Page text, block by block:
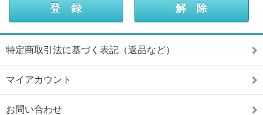
特定商取引法に基づく表記（返品など）
マイアカウント
お問い合わせ